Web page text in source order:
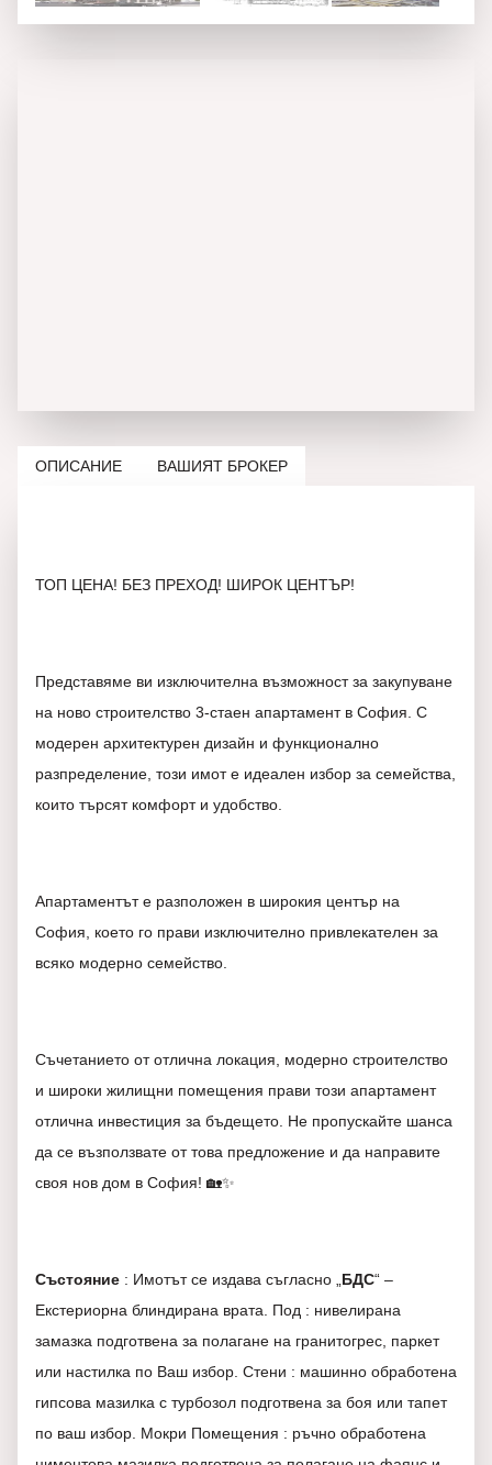
ОПИСАНИЕ ВАШИЯТ БРОКЕР
ТОП ЦЕНА! БЕЗ ПРЕХОД! ШИРОК ЦЕНТЪР!
Представяме ви изключителна възможност за закупуване
на ново строителство 3-стаен апартамент в София. С
модерен архитектурен дизайн и функционално
разпределение, този имот е идеален избор за семейства,
които търсят комфорт и удобство.
Апартаментът е разположен в широкия център на
София, което го прави изключително привлекателен за
всяко модерно семейство.
Съчетанието от отлична локация, модерно строителство
и широки жилищни помещения прави този апартамент
отлична инвестиция за бъдещето. Не пропускайте шанса
да се възползвате от това предложение и да направите
своя нов дом в София! 🏡✨
Състояние : Имотът се издава съгласно „ БДС“ –
Екстериорна блиндирана врата. Под : нивелирана
замазка подготвена за полагане на гранитогрес, паркет
или настилка по Ваш избор. Стени : машинно обработена
гипсова мазилка с турбозол подготвена за боя или тапет
по ваш избор. Мокри Помещения : ръчно обработена